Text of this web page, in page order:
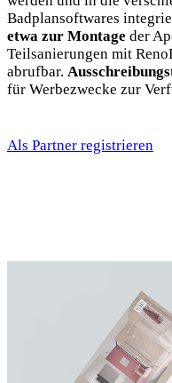
Badplansoftwares
etwa zur Montage der
Teilsanierungen mit
abrufbar.
für Werbezwecke zur
Als Partner registrieren